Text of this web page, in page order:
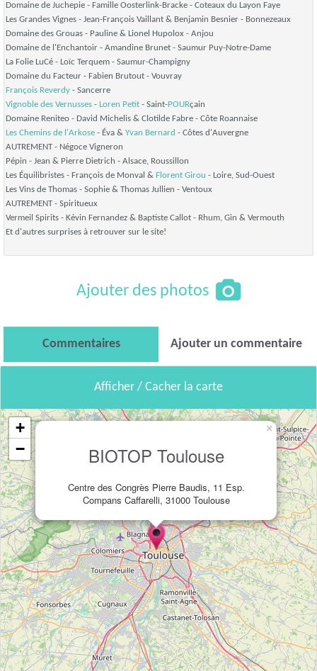
Domaine de Juchepie - Famille Oosterlink-Bracke - Coteaux du Layon Faye
Les Grandes Vignes - Jean-François Vaillant & Benjamin Besnier - Bonnezeaux
Domaine des Grouas - Pauline & Lionel Hupolox - Anjou
Domaine de l'Enchantoir - Amandine Brunet - Saumur Puy-Notre-Dame
La Folie LuCé - Loïc Terquem - Saumur-Champigny
Domaine du Facteur - Fabien Brutout - Vouvray
François Reverdy - Sancerre
Vignoble des Vernusses - Loren Petit - Saint-POURçain
Domaine Reniteo - David Michelis & Clotilde Fabre - Côte Roannaise
Les Chemins de l'Arkose - Éva & Yvan Bernard - Côtes d'Auvergne
AUTREMENT - Négoce Vigneron
Pépin - Jean & Pierre Dietrich - Alsace, Roussillon
Les Équilibristes - François de Monval & Florent Girou - Loire, Sud-Ouest
Les Vins de Thomas - Sophie & Thomas Jullien - Ventoux
AUTREMENT - Spiritueux
Vermeil Spirits - Kévin Fernandez & Baptiste Callot - Rhum, Gin & Vermouth
Et d'autres surprises à retrouver sur le site!
Ajouter des photos
Commentaires Ajouter un commentaire
Afficher / Cacher la carte
BIOTOP Toulouse
Centre des Congrès Pierre Baudis, 11 Esp.
Compans Caffarelli, 31000 Toulouse
×
+
−